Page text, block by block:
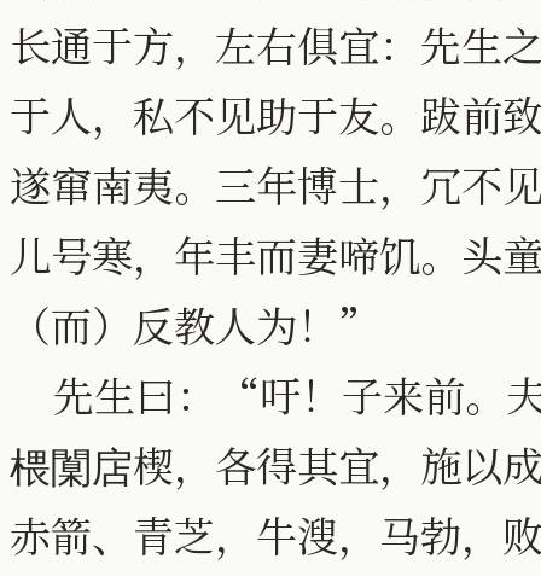
长通于方，左右俱宜：先生
于人，私不见助于友。跋前
遂窜南夷。三年博士，冗不
儿号寒，年丰而妻啼饥。头
（而）反教人为！”
先生曰：“吁！子来前。
椳闑扂楔，各得其宜，施以
赤箭、青芝，牛溲，马勃，